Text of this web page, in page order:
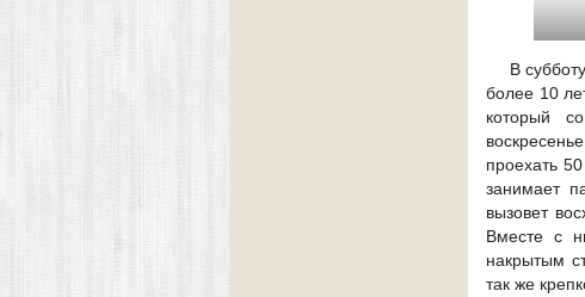
В
более 10
который
проехать
занимает
вызовет
Вместе с
накрытым
так же